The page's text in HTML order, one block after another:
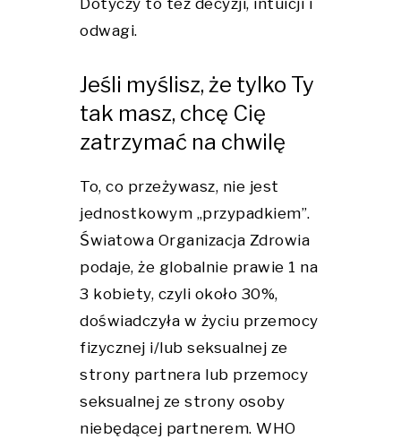
Dotyczy to też decyzji, intuicji i
odwagi.
Jeśli myślisz, że tylko Ty
tak masz, chcę Cię
zatrzymać na chwilę
To, co przeżywasz, nie jest
jednostkowym „przypadkiem”.
Światowa Organizacja Zdrowia
podaje, że globalnie prawie 1 na
3 kobiety, czyli około 30%,
doświadczyła w życiu przemocy
fizycznej i/lub seksualnej ze
strony partnera lub przemocy
seksualnej ze strony osoby
niebędącej partnerem. WHO